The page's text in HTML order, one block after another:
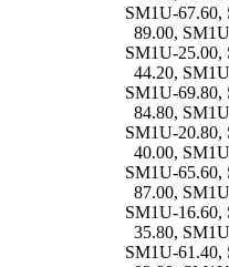
SM1U-67.60,
89.00,
SM1U-25.00,
44.20,
SM1U-69.80,
84.80,
SM1U-20.80,
40.00,
SM1U-65.60,
87.00,
SM1U-16.60,
35.80,
SM1U-61.40,